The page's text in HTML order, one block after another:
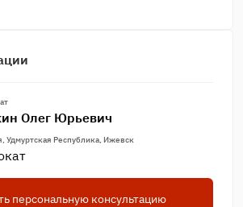
Олег Юрьевич
Удмуртская Республика, Ижевск
персональную консультацию